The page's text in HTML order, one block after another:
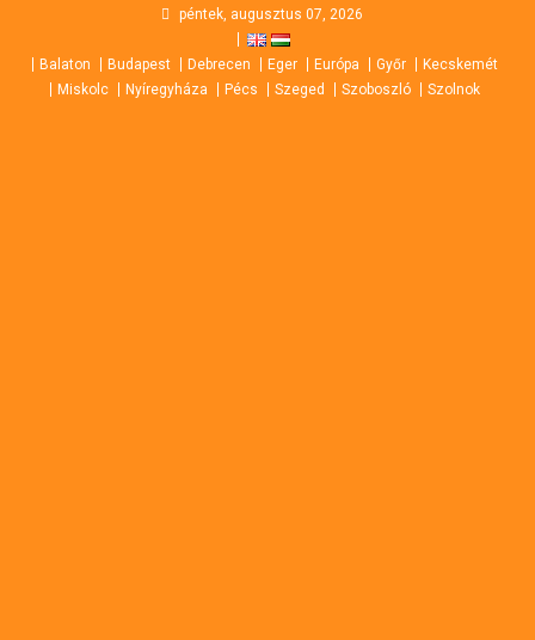
content
péntek, augusztus 07, 2026
Balaton Budapest Debrecen Eger Európa Győr
Kecskemét
Miskolc
Nyíregyháza Pécs Szeged Szoboszló Szolnok